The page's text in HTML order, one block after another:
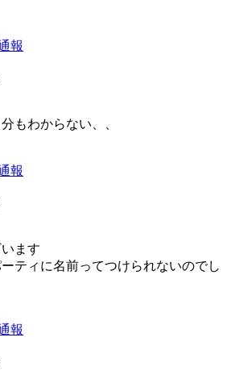
報
もわからない、、
報
ます
ティに名前ってつけられないのでし
報